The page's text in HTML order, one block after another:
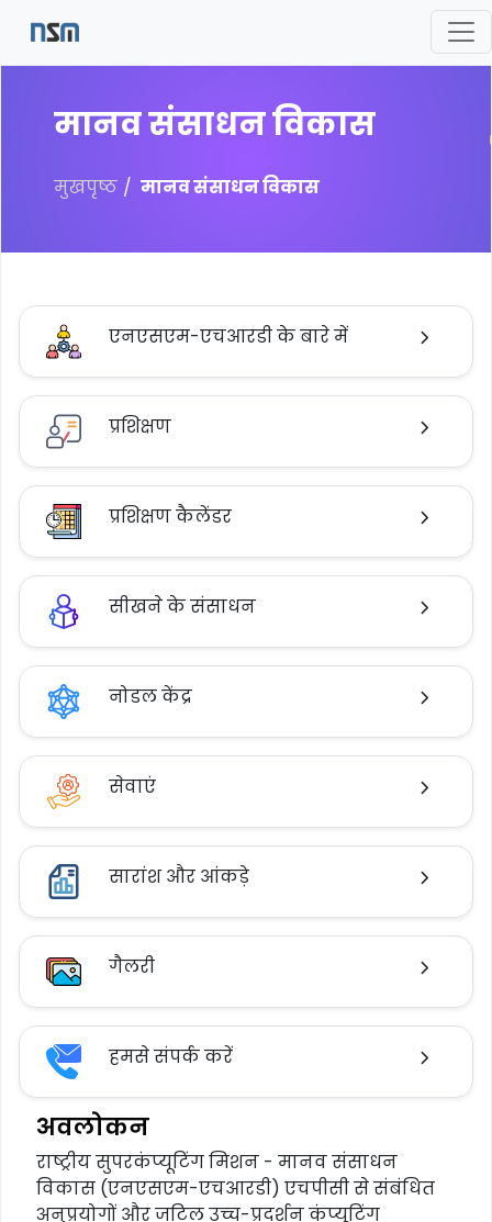
मानव संसाधन विकास
मुखपृष्ठ मानव संसाधन विकास
एनएसएम-एचआरडी के बारे में
प्रशिक्षण
प्रशिक्षण कैलेंडर
सीखने के संसाधन
नोडल केंद्र
सेवाएं
सारांश और आंकड़े
गैलरी
हमसे संपर्क करें
अवलोकन
राष्ट्रीय सुपरकंप्यूटिंग मिशन - मानव संसाधन
विकास (एनएसएम-एचआरडी) एचपीसी से संबंधित
अनुप्रयोगों और जटिल उच्च-प्रदर्शन कंप्यूटिंग